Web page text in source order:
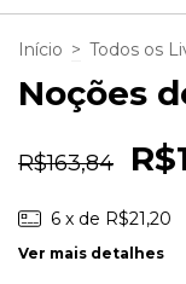
Início > Todos os
Noções
R$163,84
6 x de R$21,20
Ver mais detalhes